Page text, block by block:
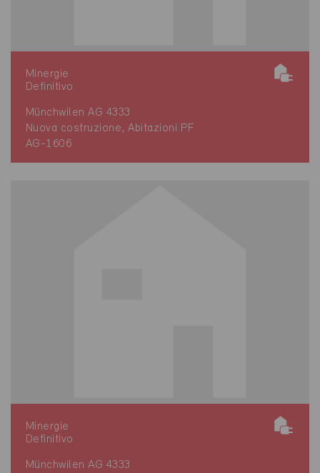
Minergie
Definitivo
Münchwilen AG 4333
Nuova costruzione, Abitazioni PF
AG-1606
Minergie
Definitivo
Münchwilen AG 4333